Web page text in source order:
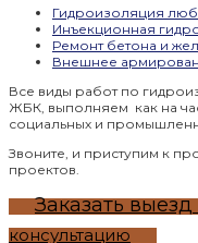
Гидроизоляция
Инъекционная
Ремонт бетона и
Внешнее
Все виды работ по
ЖБК, выполняем как на
социальных и
Звоните, и приступим к
проектов.
Заказать
консультацию